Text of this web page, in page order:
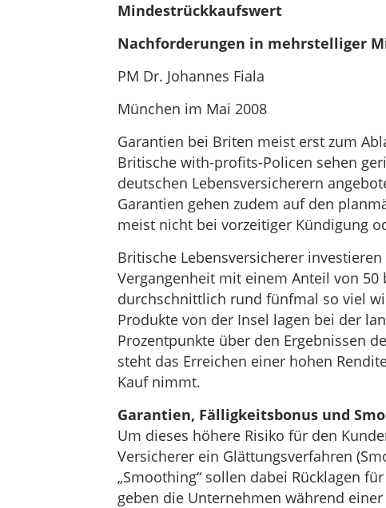
Mindestrückkaufswert
Nachforderungen in mehrstelliger
PM Dr. Johannes Fiala
München im Mai 2008
Garantien bei Briten meist erst zum
Britische with-profits-Policen sehen
deutschen Lebensversicherern
Garantien gehen zudem auf den
meist nicht bei vorzeitiger Kündigung
Britische Lebensversicherer
Vergangenheit mit einem Anteil von
durchschnittlich rund fünfmal so viel
Produkte von der Insel lagen bei der
Prozentpunkte über den Ergebnissen
steht das Erreichen einer hohen
Kauf nimmt.
Garantien, Fälligkeitsbonus und
Um dieses höhere Risiko für den
Versicherer ein Glättungsverfahren
„Smoothing“ sollen dabei Rücklagen
geben die Unternehmen während